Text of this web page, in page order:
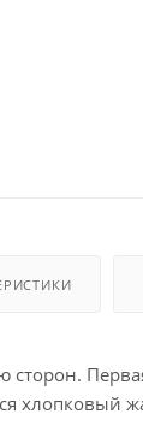
сто­рон.
хлоп­ко­вый